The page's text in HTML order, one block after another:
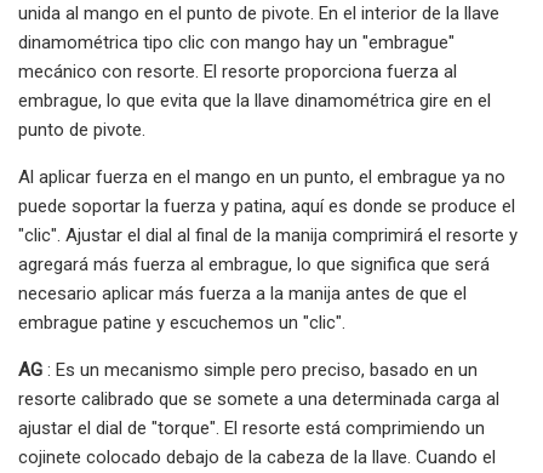
unida al mango en el punto de pivote. En el interior de la llave
dinamométrica tipo clic con mango hay un "embrague"
mecánico con resorte. El resorte proporciona fuerza al
embrague, lo que evita que la llave dinamométrica gire en el
punto de pivote.
Al aplicar fuerza en el mango en un punto, el embrague ya no
puede soportar la fuerza y ​​patina, aquí es donde se produce el
"clic". Ajustar el dial al final de la manija comprimirá el resorte y
agregará más fuerza al embrague, lo que significa que será
necesario aplicar más fuerza a la manija antes de que el
embrague patine y escuchemos un "clic".
AG : Es un mecanismo simple pero preciso, basado en un
resorte calibrado que se somete a una determinada carga al
ajustar el dial de "torque". El resorte está comprimiendo un
cojinete colocado debajo de la cabeza de la llave. Cuando el